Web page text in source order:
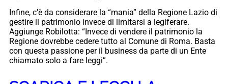
Infine, c’è da considerare la “mania” della Regione Lazio di
gestire il patrimonio invece di limitarsi a legiferare.
Aggiunge Robilotta: “Invece di vendere il patrimonio la
Regione dovrebbe cedere tutto al Comune di Roma. Basta
con questa passione per il business da parte di un Ente
chiamato solo a fare leggi”.